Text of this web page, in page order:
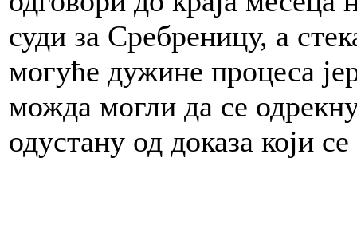
суди за Сребреницу, а
могуће дужине процеса
можда могли да се
одустану од доказа који